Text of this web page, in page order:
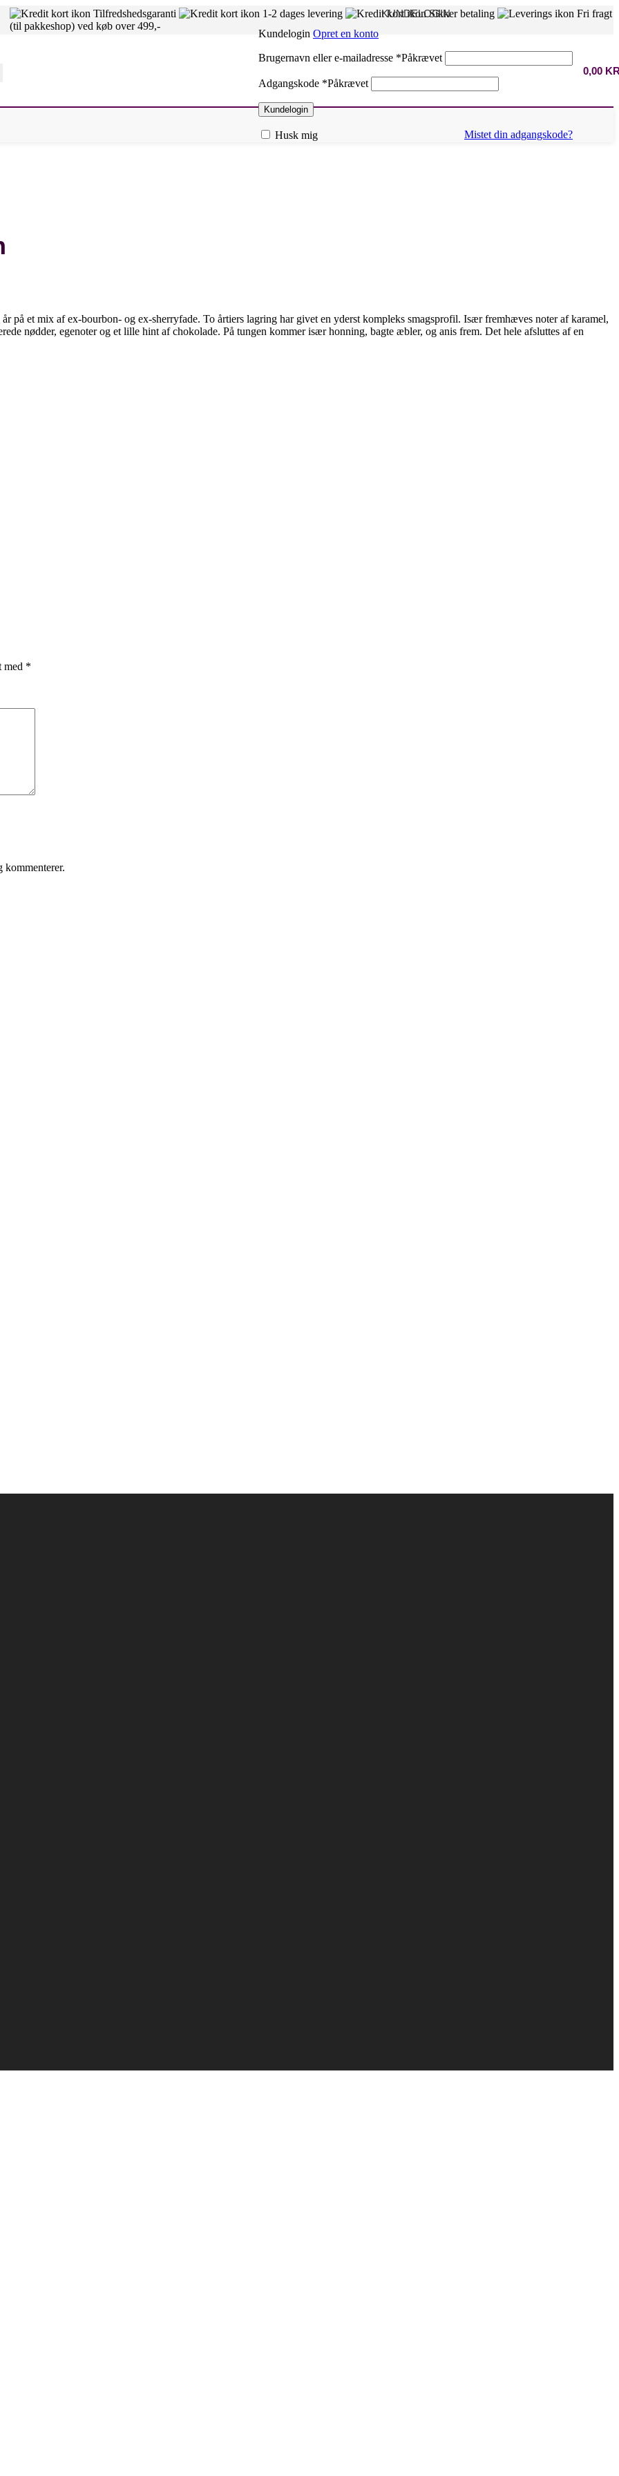
Tilfredshedsgaranti 1-2 dages levering Sikker betaling
Fri fragt
(til pakkeshop) ved køb over 499,-
KUNDELOGIN
Kundelogin Opret en konto
Brugernavn eller e-mailadresse *Påkrævet
Adgangskode *Påkrævet
Kundelogin
Mistet din adgangskode?
Husk mig
0,00
på et mix af ex-bourbon- og ex-sherryfade. To årtiers lagring har givet en yderst kompleks smagsprofil. Især fremhæves noter af karamel,
nødder, egenoter og et lille hint af chokolade. På tungen kommer især honning, bagte æbler, og anis frem. Det hele afsluttes af en
med *
kommenterer.